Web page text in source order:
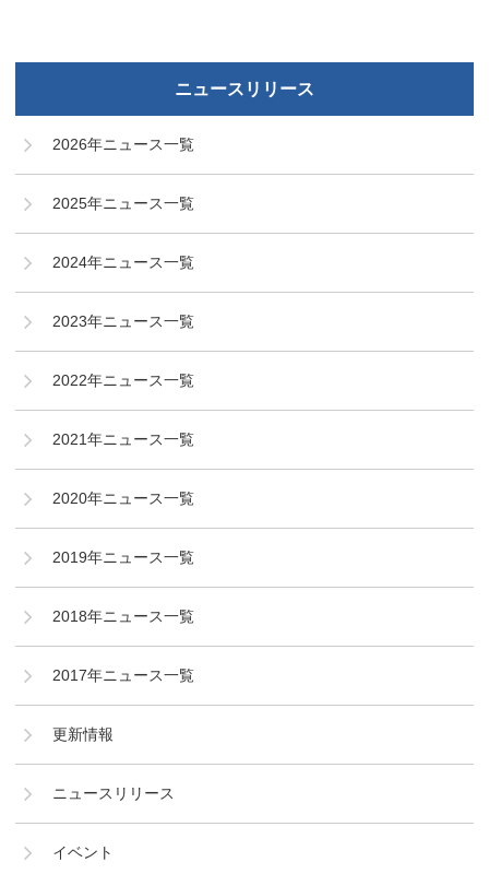
ニュースリリース
2026年ニュース一覧
2025年ニュース一覧
2024年ニュース一覧
2023年ニュース一覧
2022年ニュース一覧
2021年ニュース一覧
2020年ニュース一覧
2019年ニュース一覧
2018年ニュース一覧
2017年ニュース一覧
更新情報
ニュースリリース
イベント